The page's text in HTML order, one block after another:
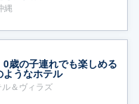
縄
0歳の子連れでも楽しめる
ようなホテル
＆ヴィラズ